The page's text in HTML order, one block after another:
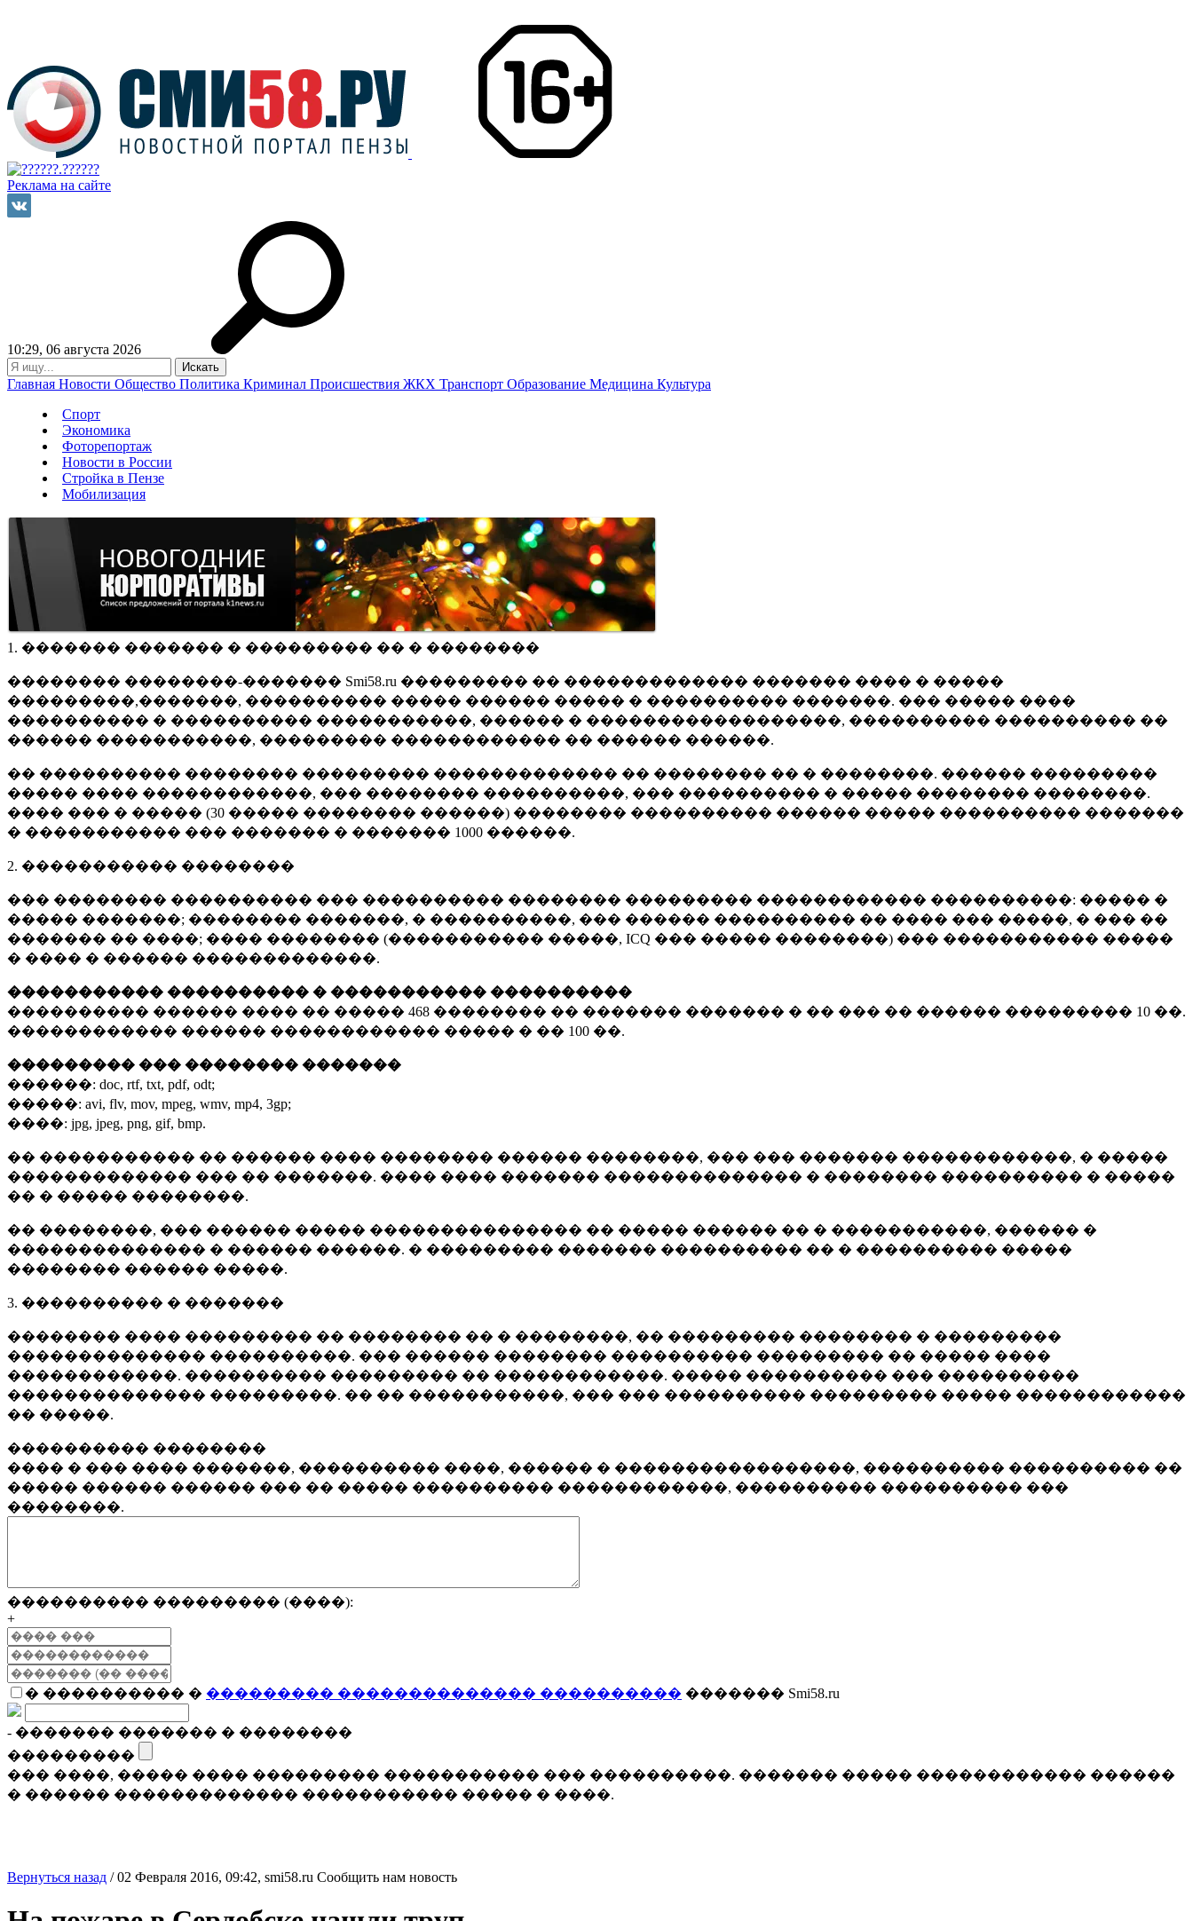
Реклама на сайте
10:29, 06 августа 2026
Главная Новости Общество Политика Криминал Происшествия ЖКХ Транспорт Образование Медицина Культура
Спорт
Экономика
Фоторепортаж
Новости в России
Стройка в Пензе
Мобилизация
1. ������� ������� � ��������� �� � ��������
�������� ��������-������� Smi58.ru ��������� �� ������������� ������� ���� � �����
���������,�������, ���������� ����� ������ ����� � ���������� �������. ��� ����� ����
���������� � ���������� �����������, ������ � ������������������, ���������� ���������� ��
������ �����������, ��������� ������������ �� ������ ������.
�� ���������� �������� ��������� ������������� �� �������� �� � ��������. ������ ���������
����� ���� ������������, ��� �������� ����������, ��� ���������� � ����� �������� ��������.
���� ��� � ����� (30 ����� �������� ������) �������� ���������� ������ ����� ���������� �������
� ����������� ��� ������� � ������� 1000 ������.
2. ����������� ��������
��� �������� ���������� ��� ���������� �������� ��������� ������������ ����������: ����� �
����� �������; �������� �������, � ����������, ��� ������ ���������� �� ���� ��� �����, � ��� ��
������� �� ����; ���� �������� (����������� �����, ICQ ��� ����� ��������) ��� ����������� �����
� ���� � ������ �������������.
����������� ���������� � ����������� ����������
���������� ������ ���� �� ����� 468 �������� �� ������� ������� � �� ��� �� ������ ��������� 10 ��.
������������ ������ ������������ ����� � �� 100 ��.
��������� ��� �������� �������
������: doc, rtf, txt, pdf, odt;
�����: avi, flv, mov, mpeg, wmv, mp4, 3gp;
����: jpg, jpeg, png, gif, bmp.
�� ����������� �� ������ ���� �������� ������ ��������, ��� ��� ������� ������������, � �����
������������� ��� �� �������. ���� ���� ������� �������������� � �������� ���������� � �����
�� � ����� ��������.
�� ��������, ��� ������ ����� ��������������� �� ����� ������ �� � �����������, ������ �
�������������� � ������ ������. � ��������� ������� ���������� �� � ���������� �����
�������� ������ �����.
3. ���������� � �������
�������� ���� ��������� �� �������� �� � ��������, �� ��������� �������� � ���������
�������������� ����������. ��� ������ �������� ���������� ��������� �� ����� ����
������������. ���������� ��������� �� ������������. ����� ���������� ��� ����������
�������������� ���������. �� �� �����������, ��� ��� ���������� ��������� ����� ������������
�� �����.
���������� ��������
���� � ��� ���� �������, ���������� ����, ������ � �����������������, ���������� ���������� ��
����� ������ ������ ��� �� ����� ���������� ������������, ���������� ���������� ���
��������.
���������� ��������� (����):
+
� ���������� � ��������� �������������� ���������� ������� Smi58.ru
- ������� ������� � ��������
���������
��� ����, ����� ���� ��������� ����������� ��� ����������. ������� ����� ������������ ������
� ������ ������������� ����������� ����� � ����.
Вернуться назад /02 Февраля 2016, 09:42, smi58.ru Сообщить нам новость